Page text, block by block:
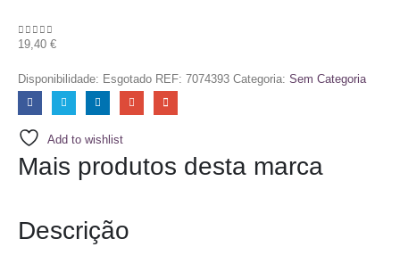
0out of 5
19,40 €
Disponibilidade: Esgotado REF: 7074393 Categoria: Sem Categoria
Add to wishlist
Mais produtos desta marca
Descrição